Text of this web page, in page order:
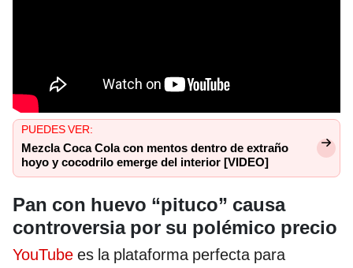
PUEDES VER:
Mezcla Coca Cola con mentos dentro de extraño
hoyo y cocodrilo emerge del interior [VIDEO]
Pan con huevo “pituco” causa
controversia por su polémico precio
YouTube es la plataforma perfecta para